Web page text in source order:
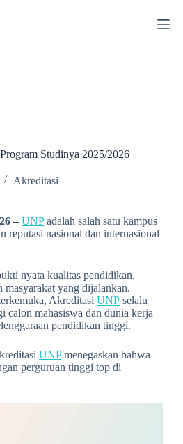
Studinya 2025/2026
Akreditasi
– UNPadalah salah satu kampus
reputasi nasional dan internasional
nyata kualitas pendidikan,
masyarakat yang dijalankan.
Akreditasi UNP selalu
calon mahasiswa dan dunia kerja
pendidikan tinggi.
UNPmenegaskan bahwa
perguruan tinggi top di